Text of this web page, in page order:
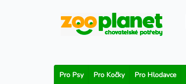
Pro Psy Pro Kočky Pro Hlodavce